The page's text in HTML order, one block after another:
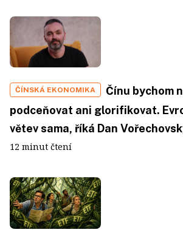
ČÍNSKÁ EKONOMIKA
Čínu bychom
podceňovat ani glorifikovat.
větev sama, říká Dan
12 minut čtení